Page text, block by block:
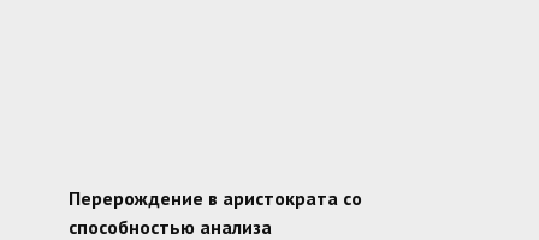
Перерождение в аристократа со
способностью анализа